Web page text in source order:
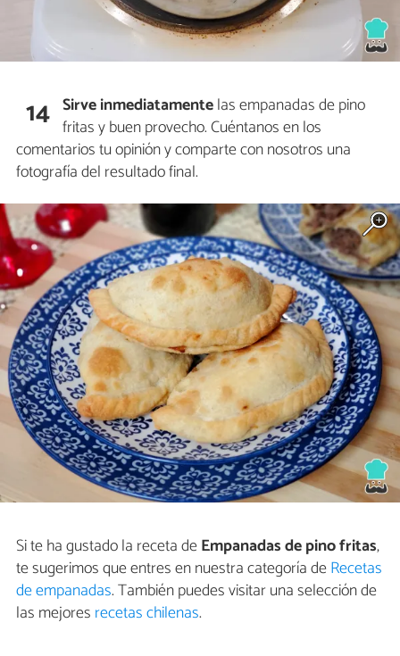
14 Sirve inmediatamentelas empanadas de pino
fritas y buen provecho. Cuéntanos en los
comentarios tu opinión y comparte con nosotros una
fotografía del resultado final.
Si te ha gustado la receta deEmpanadas de pino fritas,
te sugerimos que entres en nuestra categoría deRecetas
de empanadas. También puedes visitar una selección de
las mejores recetas chilenas.